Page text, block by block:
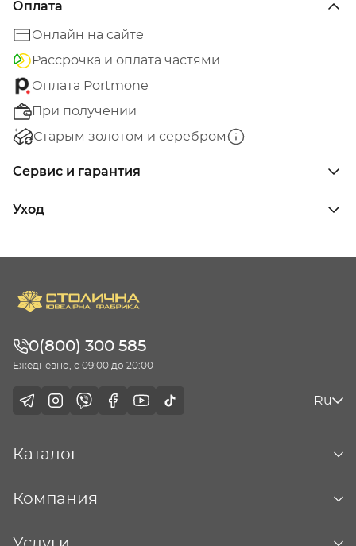
Оплата
Онлайн на сайте
Рассрочка и оплата частями
Оплата Portmone
При получении
Старым золотом и серебром
Сервис и гарантия
Уход
0(800) 300 585
Ежедневно, с 09:00 до 20:00
Ru
Каталог
Компания